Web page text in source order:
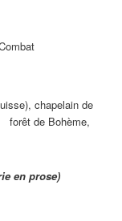
chapelain de
forêt de Bohème,
en prose)